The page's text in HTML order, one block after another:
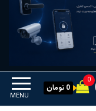
MENU
0
0 تومان